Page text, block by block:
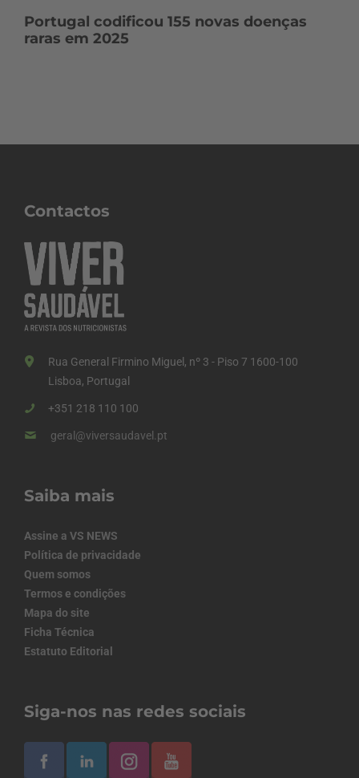
Portugal codificou 155 novas doenças
raras em 2025
Contactos
Rua General Firmino Miguel, nº 3 - Piso 7 1600-100
Lisboa, Portugal
+351 218 110 100
geral@viversaudavel.pt
Saiba mais
Assine a VS NEWS
Política de privacidade
Quem somos
Termos e condições
Mapa do site
Ficha Técnica
Estatuto Editorial
Siga-nos nas redes sociais